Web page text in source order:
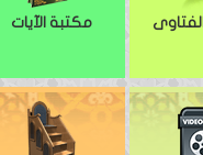
مكتبة الآيات